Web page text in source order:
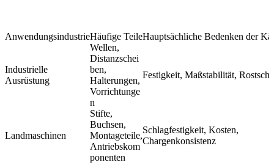
AnwendungsindustrieHäufige TeileHauptsächliche Bedenken der
Industrielle
Ausrüstung
Wellen,
Distanzschei
ben,
Halterungen,
Vorrichtunge
n
Festigkeit, Maßstabilität,
Landmaschinen
Stifte,
Buchsen,
Montageteile,
Antriebskom
ponenten
Schlagfestigkeit, Kosten,
Chargenkonsistenz